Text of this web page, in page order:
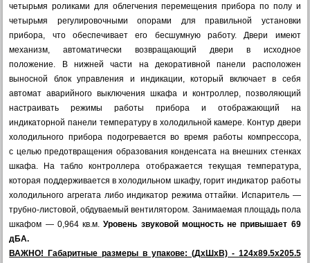
четырьмя роликами для облегчения перемещения прибора по полу и
четырьмя регулировочными опорами для правильной установки
прибора, что обеспечивает его бесшумную работу. Двери имеют
механизм, автоматически возвращающий двери в исходное
положение. В нижней части на декоративной панели расположен
выносной блок управления и индикации, который включает в себя
автомат аварийного выключения шкафа и контроллер, позволяющий
настраивать режимы работы прибора и отображающий на
индикаторной панели температуру в холодильной камере. Контур двери
холодильного прибора подогревается во время работы компрессора,
с целью предотвращения образования конденсата на внешних стенках
шкафа. На табло контроллера отображается текущая температура,
которая поддерживается в холодильном шкафу, горит индикатор работы
холодильного агрегата либо индикатор режима оттайки. Испаритель —
трубно-листовой, обдуваемый вентилятором. Занимаемая площадь пола
шкафом — 0,964 кв.м.Уровень звуковой мощность не привышает 69
дБА.
ВАЖНО! Габаритные размеры в упакове: (ДхШхВ) - 124х89.5х205.5